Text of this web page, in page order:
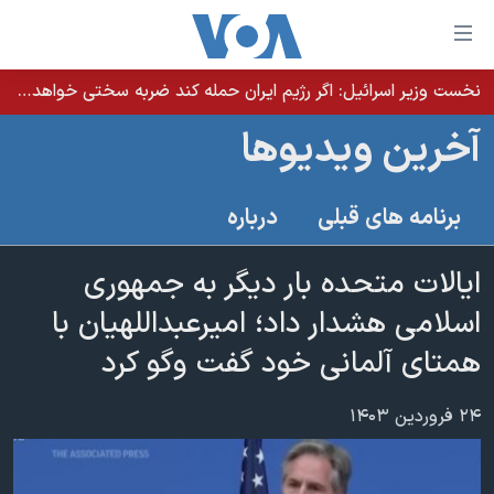
لینکهای
قابل
دسترسی
جهش
اصلی
جهش
به
صفحه
اصلی
جهش
جستجو
خانه
نسخه سبک وب‌سایت
آمریکا
جهان
ورزشی
ویژه برنامه‌ها
برنامه های تلویزیونی
جدول برنامه ها
صفحه‌های ویژه
جام جهانی ۲۰۲۶
۲۵۰سالگی آمریکا
بایگانی برنامه‌های تلویزیونی
فرکانس‌های صدای آمریکا
یادگیری زبان انگلیسی
نخست وزیر اسرائيل: اگر رژیم ایران حمله کند ضربه سختی خواهد خورد
آخرین ویدیوها
برنامه های قبلی درباره
ایالات متحده بار دیگر به جمهوری
اسلامی هشدار داد؛ امیرعبداللهیان با
همتای آلمانی خود گفت وگو کرد
۲۴ فروردین ۱۴۰۳